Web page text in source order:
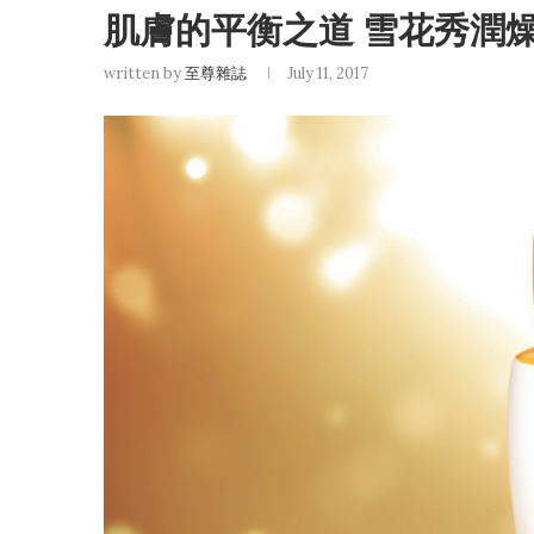
肌膚的平衡之道 雪花秀潤
written by至尊雜誌 July 11, 2017